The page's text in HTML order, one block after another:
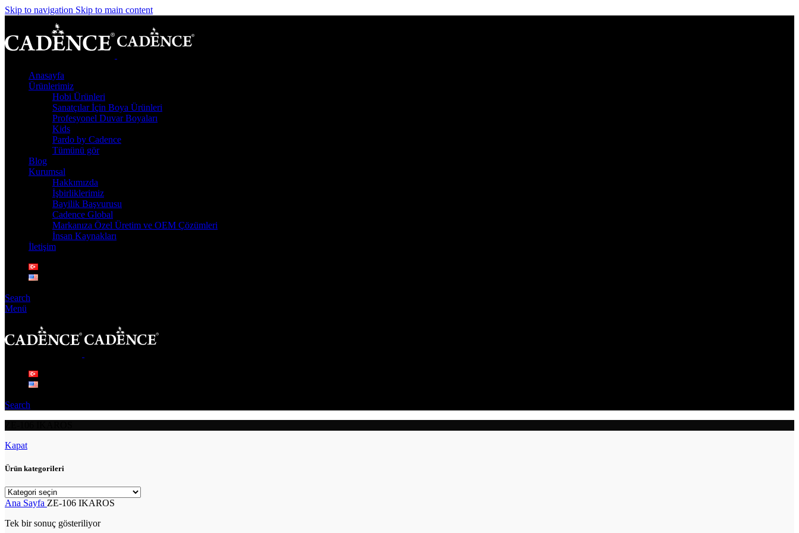
Skip to navigation Skip to main content
Anasayfa
Ürünlerimiz
Hobi Ürünleri
Sanatçılar İçin Boya Ürünleri
Profesyonel Duvar Boyaları
Kids
Pardo by Cadence
Tümünü gör
Blog
Kurumsal
Hakkımızda
İşbirliklerimiz
Bayilik Başvurusu
Cadence Global
Markanıza Özel Üretim ve OEM Çözümleri
İnsan Kaynakları
İletişim
Search
Menü
Search
Kapat
Ürün kategorileri
Ana Sayfa ZE-106 IKAROS
Tek bir sonuç gösteriliyor